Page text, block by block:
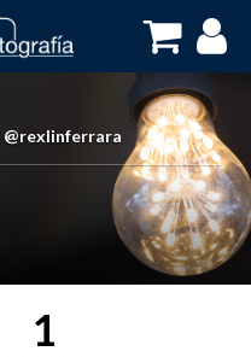
@rexlinferrara
1